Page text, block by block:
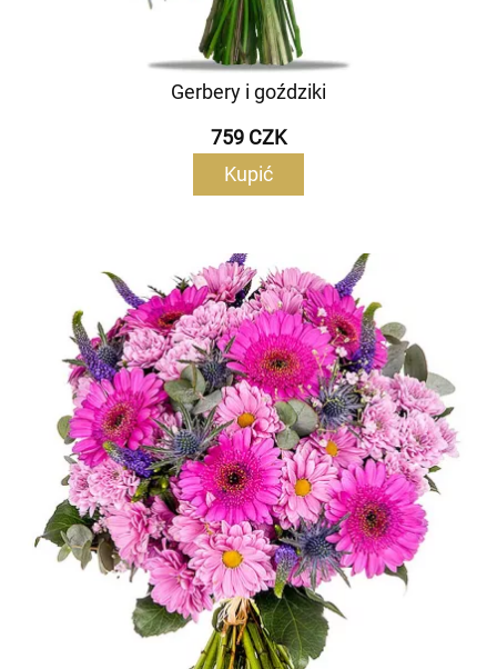
Gerbery i goździki
759 CZK
Kupić